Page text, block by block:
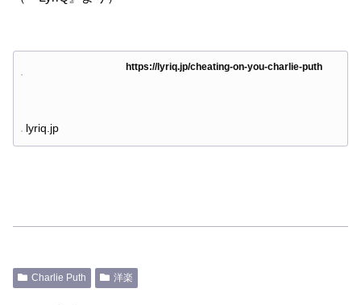
https://lyriq.jp/cheating-on-you-charlie-puth
lyriq.jp
Charlie Puth 洋楽